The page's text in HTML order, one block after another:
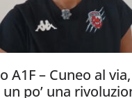
A1F – Cuneo al
un po’ una